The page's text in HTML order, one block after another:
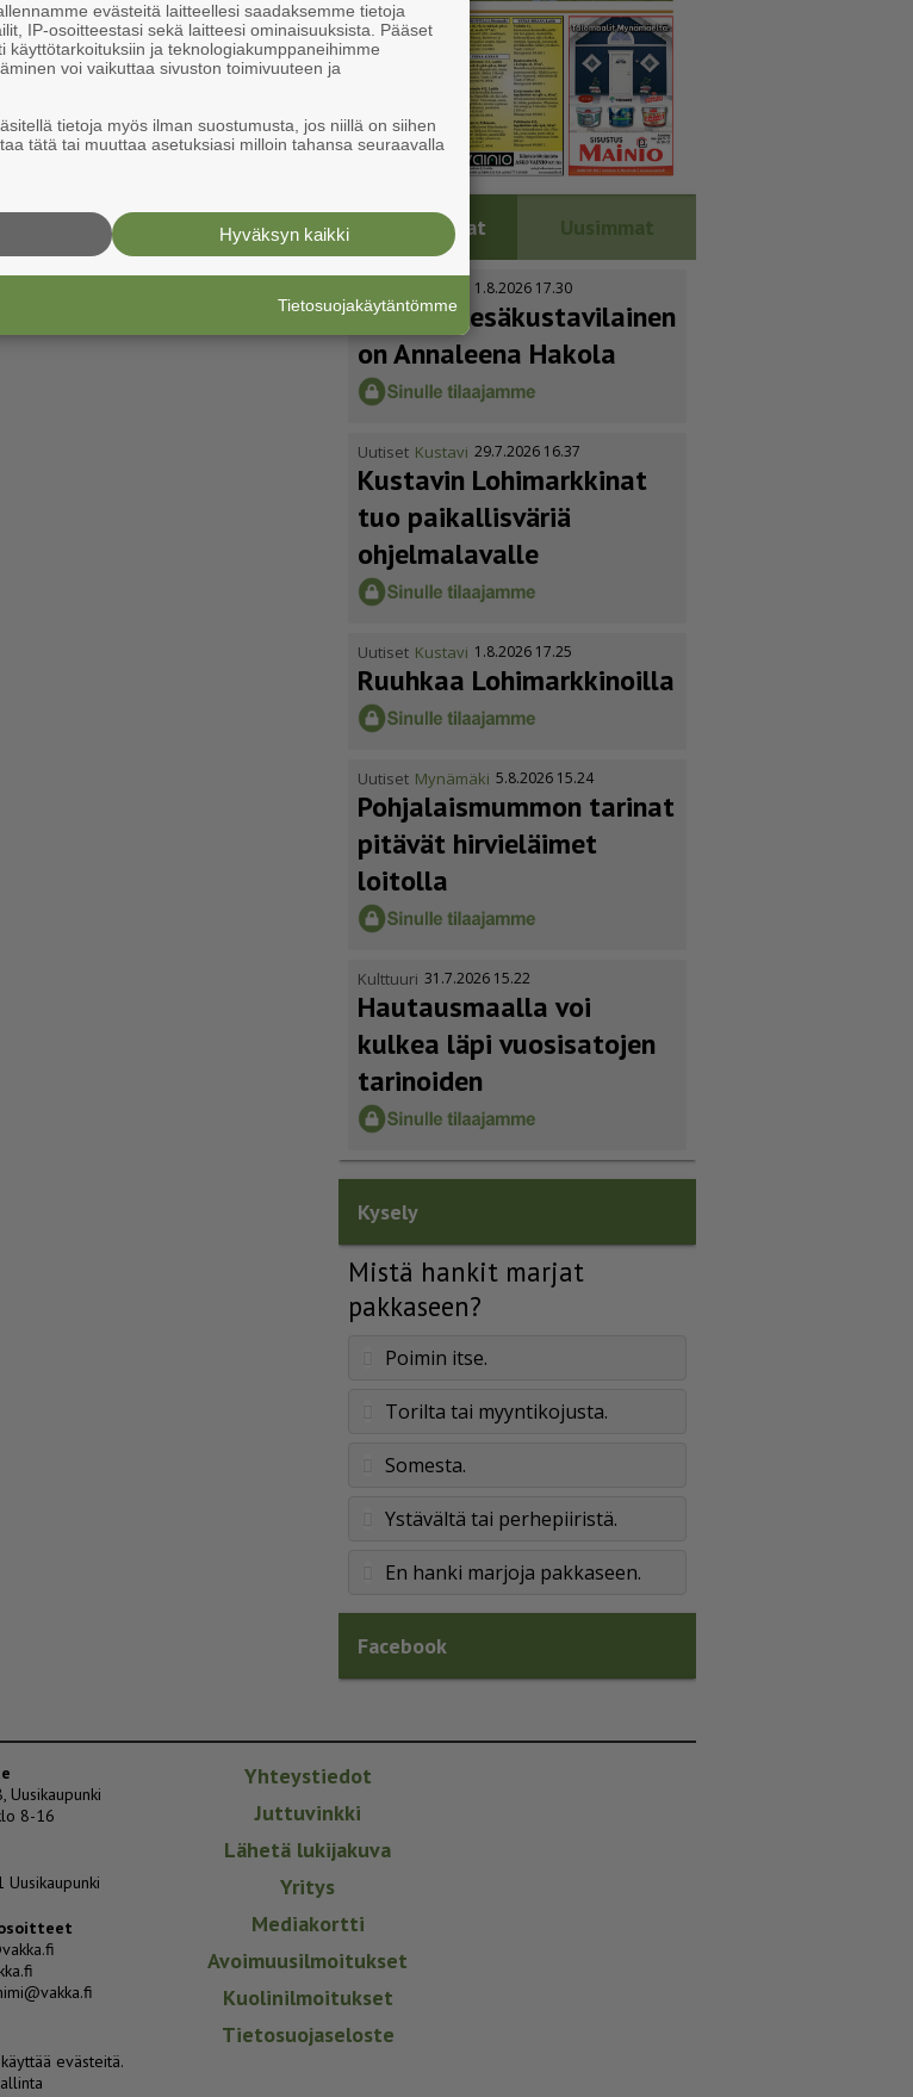
Luetuimmat Uusimmat
1.8.2026 17.30
Vuoden kesäkus­ta­vi­lainen
on Annaleena Hakola
Uutiset Kustavi 29.7.2026 16.37
Kustavin Lohimarkkinat
tuo paikallisväriä
ohjelmalavalle
Uutiset Kustavi 1.8.2026 17.25
Ruuhkaa Lohimark­ki­noilla
Uutiset Mynämäki 5.8.2026 15.24
Pohja­lais­mummon tarinat
pitävät hirvieläimet
loitolla
Kulttuuri 31.7.2026 15.22
Hautausmaalla voi
kulkea läpi vuosisatojen
tarinoiden
Kysely
Mistä hankit marjat
pakkaseen?
Poimin itse.
Torilta tai myyntikojusta.
Somesta.
Ystävältä tai perhepiiristä.
En hanki marjoja pakkaseen.
Facebook
Uusikaupunki
8-16
Uusikaupunki
evästeitä.
Yhteystiedot
Juttuvinkki
Lähetä lukijakuva
Yritys
Mediakortti
Avoimuusilmoitukset
Kuolinilmoitukset
Tietosuojaseloste
evästeitä laitteellesi saadaksemme tietoja
IP-osoitteestasi sekä laitteesi ominaisuuksista. Pääset
käyttötarkoituksiin ja teknologiakumppaneihimme
voi vaikuttaa sivuston toimivuuteen ja
tietoja myös ilman suostumusta, jos niillä on siihen
tätä tai muuttaa asetuksiasi milloin tahansa seuraavalla
Hyväksyn kaikki
Tietosuojakäytäntömme